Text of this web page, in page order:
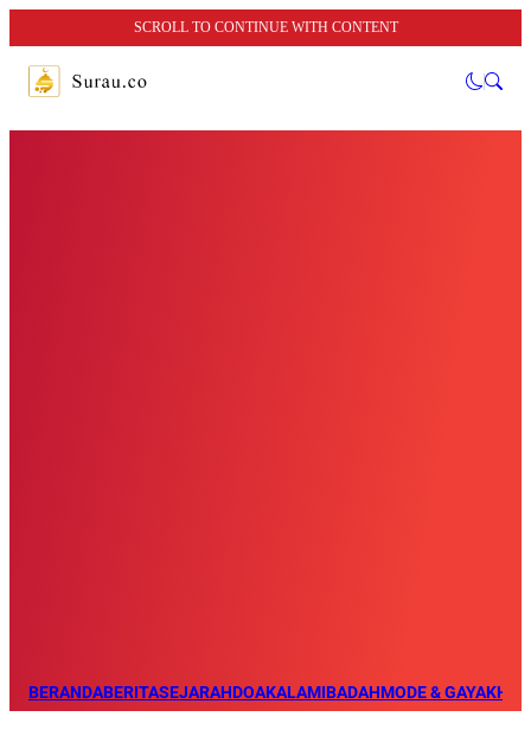
SCROLL TO CONTINUE WITH CONTENT
BERANDABERITASEJARAHDOAKALAMIBADAHMODE & GAYA